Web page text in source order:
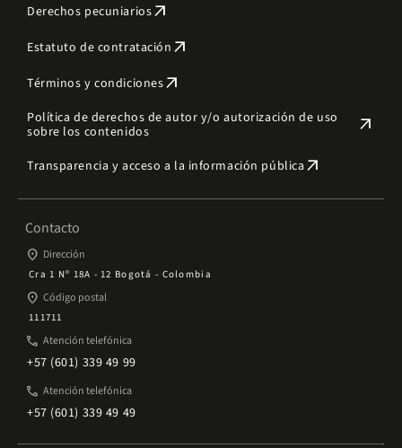
Derechos pecuniariosarrow_outward
Estatuto de contratación arrow_outward
Términos y condicionesarrow_outward
Política de derechos de autor y/o autorización de uso
sobre los contenidos
arrow_outward
Transparencia y acceso a la información pública arrow_outward
Contacto
place Dirección
Cra 1 Nº 18A - 12 Bogotá - Colombia
place Código postal
111711
phone Atención telefónica
+57 (601) 339 49 99
phone Atención telefónica
+57 (601) 339 49 49